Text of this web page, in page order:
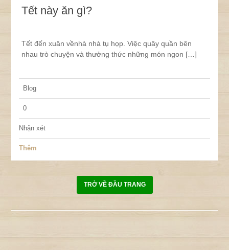
Tết này ăn gì?
Tết đến xuân vềnhà nhà tụ họp. Việc quây quần bên
nhau trò chuyện và thưởng thức những món ngon […]
Blog
0
Nhận xét
Thêm
TRỞ VỀ ĐẦU TRANG